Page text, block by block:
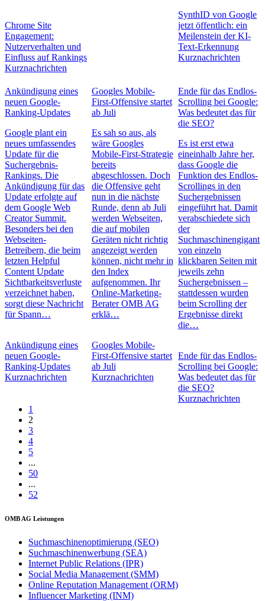
Chrome Site
Engagement:
Nutzerverhalten und
Einfluss auf Rankings
Kurznachrichten
SynthID von Google
jetzt öffentlich: ein
Meilenstein der KI-
Text-Erkennung
Kurznachrichten
Ankündigung eines
neuen Google-
Ranking-Updates
Google plant ein
neues umfassendes
Update für die
Suchergebnis-
Rankings. Die
Ankündigung für das
Update erfolgte auf
dem Google Web
Creator Summit.
Besonders bei den
Webseiten-
Betreibern, die beim
letzten Helpful
Content Update
Sichtbarkeitsverluste
verzeichnet haben,
sorgt diese Nachricht
für Spann…
Ankündigung eines
neuen Google-
Ranking-Updates
Kurznachrichten
Googles Mobile-
First-Offensive startet
ab Juli
Es sah so aus, als
wäre Googles
Mobile-First-Strategie
bereits
abgeschlossen. Doch
die Offensive geht
nun in die nächste
Runde, denn ab Juli
werden Webseiten,
die auf mobilen
Geräten nicht richtig
angezeigt werden
können, nicht mehr in
den Index
aufgenommen. Ihr
Online-Marketing-
Berater OMB AG
erklä…
Googles Mobile-
First-Offensive startet
ab Juli
Kurznachrichten
Ende für das Endlos-
Scrolling bei Google:
Was bedeutet das für
die SEO?
Es ist erst etwa
eineinhalb Jahre her,
dass Google die
Funktion des Endlos-
Scrollings in den
Suchergebnissen
eingeführt hat. Damit
verabschiedete sich
der
Suchmaschinengigant
von einzeln
klickbaren Seiten mit
jeweils zehn
Suchergebnissen –
stattdessen wurden
beim Scrolling der
Ergebnisse direkt
die…
Ende für das Endlos-
Scrolling bei Google:
Was bedeutet das für
die SEO?
Kurznachrichten
1
2
3
4
5
...
50
...
52
OMB AG Leistungen
Suchmaschinenoptimierung (SEO)
Suchmaschinenwerbung (SEA)
Internet Public Relations (IPR)
Social Media Management (SMM)
Online Reputation Management (ORM)
Influencer Marketing (INM)